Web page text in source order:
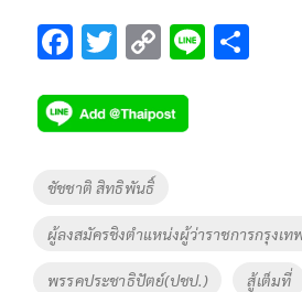
F
e
b
o
o
k
T
tt
er
C
p
y
n
k
Li
Tags
ชัชชาติ สิทธิพันธิ์
ผู้ลงสมัครชิงตำแหน่งผู้ว่าราชการกรุงเ
พรรคประชาธิปัตย์(ปชป.) สู้เต็มที่